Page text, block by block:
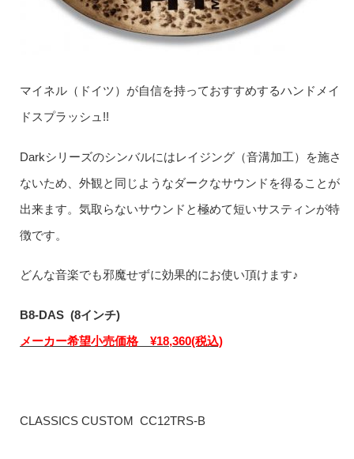
マイネル（ドイツ）が自信を持っておすすめするハンドメイ
ドスプラッシュ!!
Darkシリーズのシンバルにはレイジング（音溝加工）を施さ
ないため、外観と同じようなダークなサウンドを得ることが
出来ます。気取らないサウンドと極めて短いサスティンが特
徴です。
どんな音楽でも邪魔せずに効果的にお使い頂けます♪
B8-DAS (8インチ)
メーカー希望小売価格 ¥18,360(税込)
CLASSICS CUSTOM CC12TRS-B